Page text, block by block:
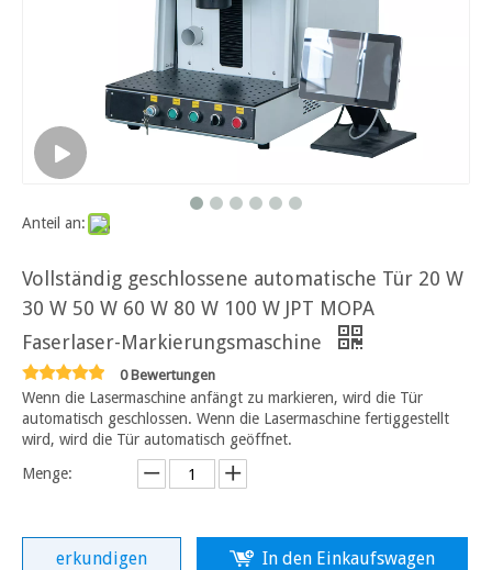
Anteil an:
Vollständig geschlossene automatische Tür 20 W
30 W 50 W 60 W 80 W 100 W JPT MOPA
Faserlaser-Markierungsmaschine
0 Bewertungen
Wenn die Lasermaschine anfängt zu markieren, wird die Tür
automatisch geschlossen. Wenn die Lasermaschine fertiggestellt
wird, wird die Tür automatisch geöffnet.
Menge:
erkundigen In den Einkaufswagen